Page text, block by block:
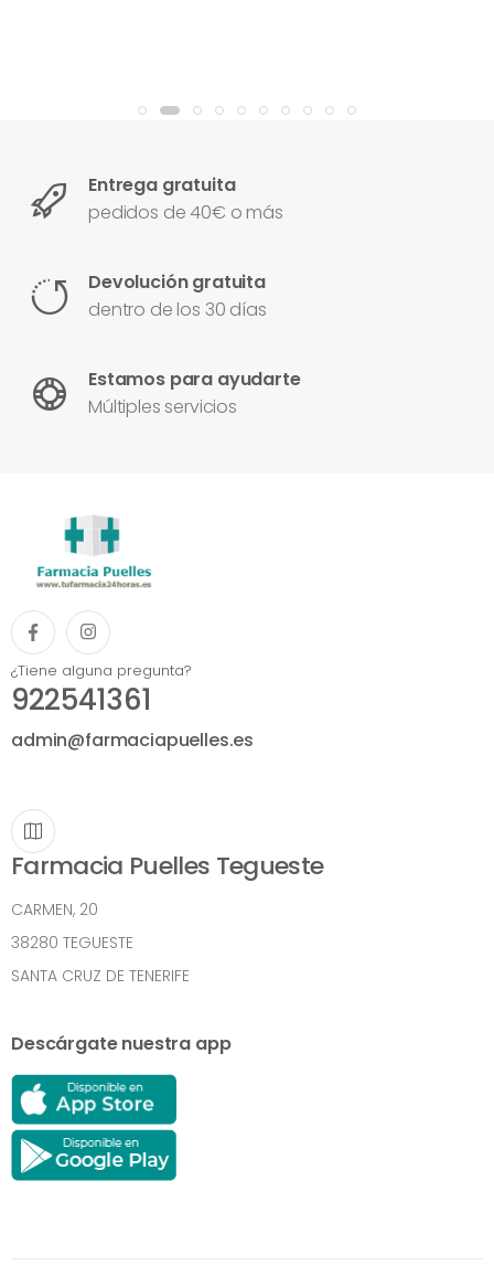
Entrega gratuita
pedidos de 40€ o más
Devolución gratuita
dentro de los 30 días
Estamos para ayudarte
Múltiples servicios
¿Tiene alguna pregunta?
922541361
admin@farmaciapuelles.es
Farmacia Puelles Tegueste
CARMEN, 20
38280 TEGUESTE
SANTA CRUZ DE TENERIFE
Descárgate nuestra app